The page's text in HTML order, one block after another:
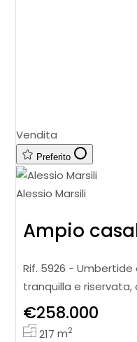
Vendita
Preferito
Alessio Marsili
Ampio
Rif. 5926 -
tranquilla e
ampie potenzialità
terra, l’abitazione si a
€258.000
217 m2